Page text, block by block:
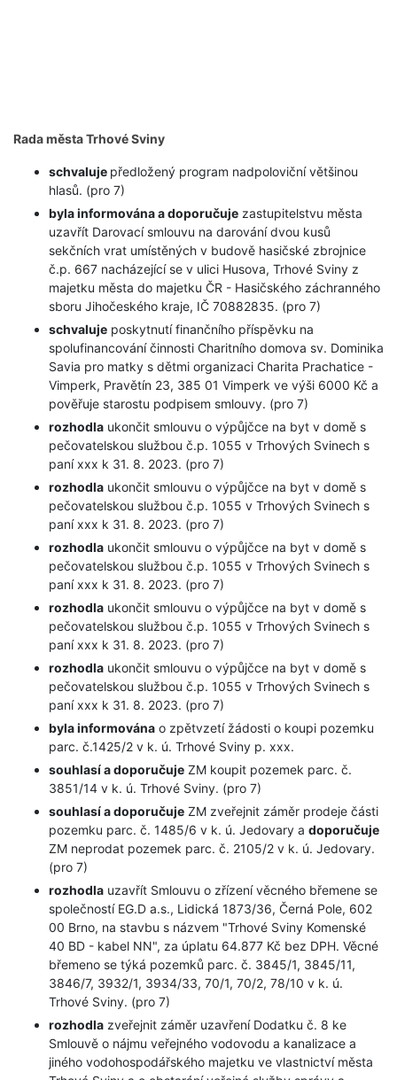
Rada města Trhové Sviny
schvaluje předložený program nadpoloviční většinou
hlasů. (pro 7)
byla informována a doporučuje zastupitelstvu města
uzavřít Darovací smlouvu na darování dvou kusů
sekčních vrat umístěných v budově hasičské zbrojnice
č.p. 667 nacházející se v ulici Husova, Trhové Sviny z
majetku města do majetku ČR - Hasičského záchranného
sboru Jihočeského kraje, IČ 70882835. (pro 7)
schvaluje poskytnutí finančního příspěvku na
spolufinancování činnosti Charitního domova sv. Dominika
Savia pro matky s dětmi organizaci Charita Prachatice -
Vimperk, Pravětín 23, 385 01 Vimperk ve výši 6000 Kč a
pověřuje starostu podpisem smlouvy. (pro 7)
rozhodla ukončit smlouvu o výpůjčce na byt v domě s
pečovatelskou službou č.p. 1055 v Trhových Svinech s
paní xxx k 31. 8. 2023. (pro 7)
rozhodla ukončit smlouvu o výpůjčce na byt v domě s
pečovatelskou službou č.p. 1055 v Trhových Svinech s
paní xxx k 31. 8. 2023. (pro 7)
rozhodla ukončit smlouvu o výpůjčce na byt v domě s
pečovatelskou službou č.p. 1055 v Trhových Svinech s
paní xxx k 31. 8. 2023. (pro 7)
rozhodla ukončit smlouvu o výpůjčce na byt v domě s
pečovatelskou službou č.p. 1055 v Trhových Svinech s
paní xxx k 31. 8. 2023. (pro 7)
rozhodla ukončit smlouvu o výpůjčce na byt v domě s
pečovatelskou službou č.p. 1055 v Trhových Svinech s
paní xxx k 31. 8. 2023. (pro 7)
byla informována o zpětvzetí žádosti o koupi pozemku
parc. č.1425/2 v k. ú. Trhové Sviny p. xxx.
souhlasí a doporučuje ZM koupit pozemek parc. č.
3851/14 v k. ú. Trhové Sviny. (pro 7)
souhlasí a doporučuje ZM zveřejnit záměr prodeje části
pozemku parc. č. 1485/6 v k. ú. Jedovary a doporučuje
ZM neprodat pozemek parc. č. 2105/2 v k. ú. Jedovary.
(pro 7)
rozhodla uzavřít Smlouvu o zřízení věcného břemene se
společností EG.D a.s., Lidická 1873/36, Černá Pole, 602
00 Brno, na stavbu s názvem "Trhové Sviny Komenské
40 BD - kabel NN", za úplatu 64.877 Kč bez DPH. Věcné
břemeno se týká pozemků parc. č. 3845/1, 3845/11,
3846/7, 3932/1, 3934/33, 70/1, 70/2, 78/10 v k. ú.
Trhové Sviny. (pro 7)
rozhodla zveřejnit záměr uzavření Dodatku č. 8 ke
Smlouvě o nájmu veřejného vodovodu a kanalizace a
jiného vodohospodářského majetku ve vlastnictví města